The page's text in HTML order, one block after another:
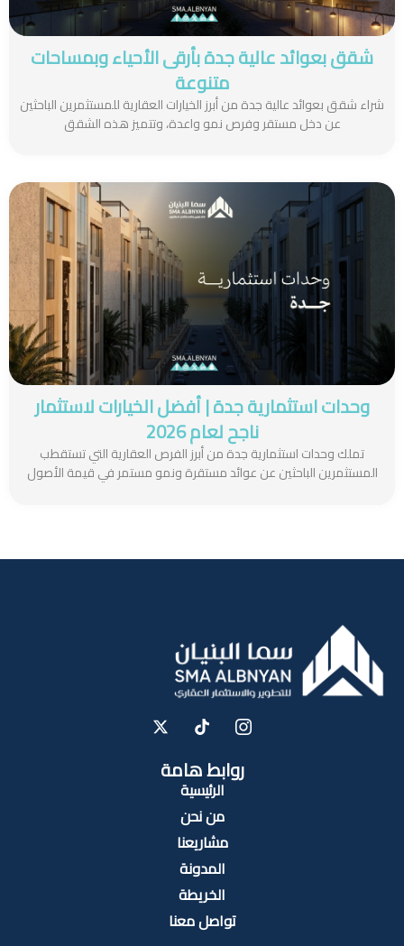
شقق بعوائد عالية جدة بأرقى الأحياء وبمساحات
متنوعة
شراء شقق بعوائد عالية جدة من أبرز الخيارات العقارية للمستثمرين الباحثين
عن دخل مستقر وفرص نمو واعدة، وتتميز هذه الشقق
وحدات استثمارية جدة | أفضل الخيارات لاستثمار
ناجح لعام 2026
تملك وحدات استثمارية جدة من أبرز الفرص العقارية التي تستقطب
المستثمرين الباحثين عن عوائد مستقرة ونمو مستمر في قيمة الأصول
روابط هامة
الرئيسية
من نحن
مشاريعنا
المدونة
الخريطة
تواصل معنا